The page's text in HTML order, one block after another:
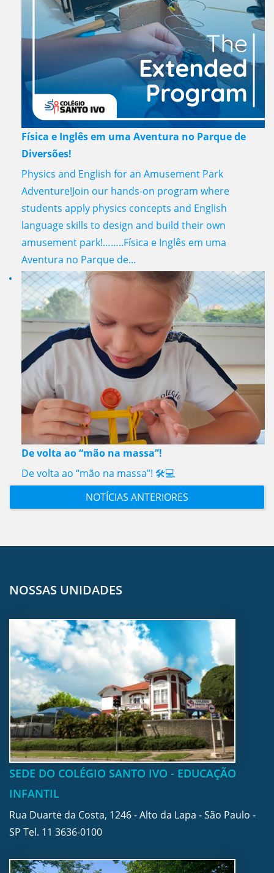
Física e Inglês em uma Aventura no Parque de
Diversões!
Physics and English for an Amusement Park
Adventure!Join our hands-on program where
students apply physics concepts and English
language skills to design and build their own
amusement park!……..Física e Inglês em uma
Aventura no Parque de...
De volta ao “mão na massa”!
De volta ao “mão na massa”! 🛠️💻
NOTÍCIAS ANTERIORES
NOSSAS UNIDADES
SEDE DO COLÉGIO SANTO IVO - EDUCAÇÃO
INFANTIL
Rua Duarte da Costa, 1246 - Alto da Lapa - São Paulo -
SP Tel. 11 3636-0100